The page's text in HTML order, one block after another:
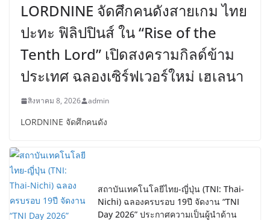
LORDNINE จัดศึกคนดังสายเกม ไทย
ปะทะ ฟิลิปปินส์ ใน “Rise of the
Tenth Lord” เปิดสงครามกิลด์ข้าม
ประเทศ ฉลองเซิร์ฟเวอร์ใหม่ เฮเลนา
สิงหาคม 8, 2026 admin
LORDNINE จัดศึกคนดัง
สถาบันเทคโนโลยีไทย-ญี่ปุ่น (TNI: Thai-
Nichi) ฉลองครบรอบ 19ปี จัดงาน “TNI
Day 2026” ประกาศความเป็นผู้นำด้าน